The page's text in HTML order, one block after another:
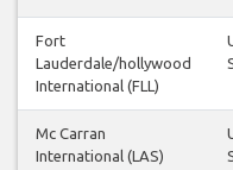
Fort
Lauderdale/hollywood
International (FLL)
Mc Carran
International (LAS)